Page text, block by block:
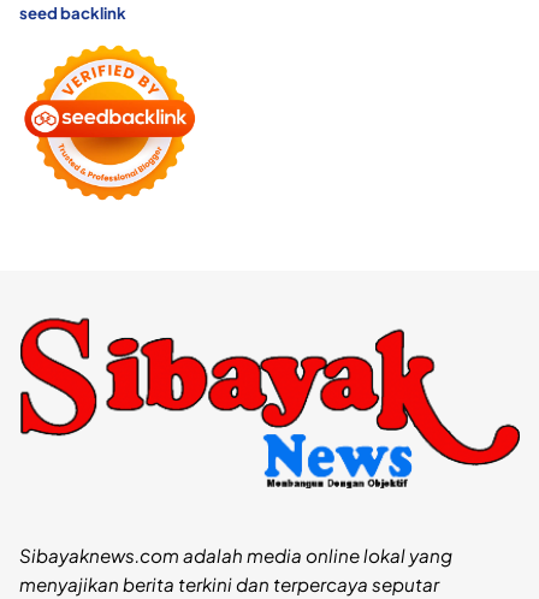
seed backlink
Sibayaknews.com adalah media online lokal yang
menyajikan berita terkini dan terpercaya seputar